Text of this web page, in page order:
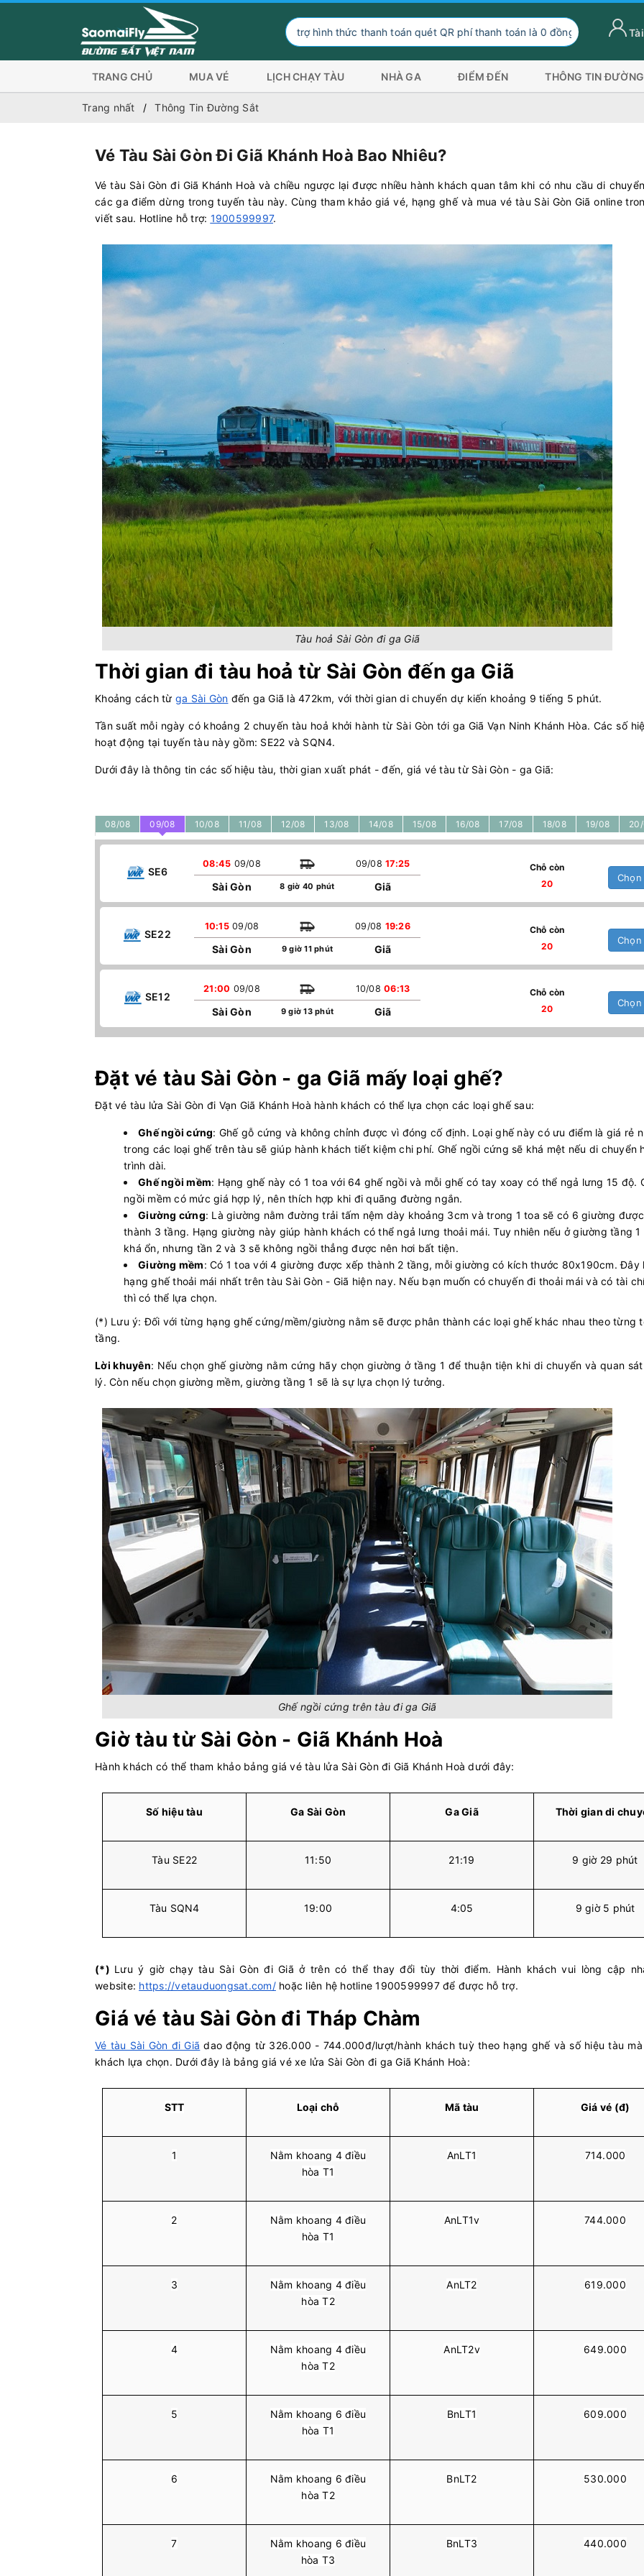
Đơn vị hỗ trợ hình thức thanh toán quét QR phí thanh toán là 0 đồng, ngoài hình thức thanh toán
TRANG CHỦ MUA VÉ LỊCH CHẠY TÀU NHÀ GA ĐIỂM ĐẾN THÔNG TIN
Trang nhất Thông Tin Đường Sắt
Vé Tàu Sài Gòn Đi Giã Khánh Hoà Bao Nhiêu?
Vé tàu Sài Gòn đi Giã Khánh Hoà và chiều ngược lại được nhiều hành khách quan tâm khi có nhu cầu di
các ga điểm dừng trong tuyến tàu này. Cùng tham khảo giá vé, hạng ghế và mua vé tàu Sài Gòn Giã online
viết sau. Hotline hỗ trợ: 1900599997.
Tàu hoả Sài Gòn đi ga Giã
Thời gian đi tàu hoả từ Sài Gòn đến ga Giã
Khoảng cách từ ga Sài Gòn đến ga Giã là 472km, với thời gian di chuyển dự kiến khoảng 9 tiếng 5 phút.
Tần suất mỗi ngày có khoảng 2 chuyến tàu hoả khởi hành từ Sài Gòn tới ga Giã Vạn Ninh Khánh Hòa. Các số
hoạt động tại tuyến tàu này gồm: SE22 và SQN4.
Dưới đây là thông tin các số hiệu tàu, thời gian xuất phát - đến, giá vé tàu từ Sài Gòn - ga Giã:
08/08 09/08 10/08 11/08 12/08 13/08 14/08 15/08 16/08 17/08 18/08 19/08
SE6
08:45 09/08
Sài Gòn 8 giờ 40 phút
09/0817:25
Giã
Chỗ còn
20
Chọn
SE22
10:1509/08
Sài Gòn 9 giờ 11 phút
09/08 19:26
Giã
Chỗ còn
20
Chọn
SE12
21:00 09/08
Sài Gòn 9 giờ 13 phút
10/0806:13
Giã
Chỗ còn
20
Chọn
Đặt vé tàu Sài Gòn - ga Giã mấy loại ghế?
Đặt vé tàu lửa Sài Gòn đi Vạn Giã Khánh Hoà hành khách có thể lựa chọn các loại ghế sau:
Ghế ngồi cứng: Ghế gỗ cứng và không chỉnh được vì đóng cố định. Loại ghế này có ưu điểm là giá rẻ
trong các loại ghế trên tàu sẽ giúp hành khách tiết kiệm chi phí. Ghế ngồi cứng sẽ khá mệt nếu di chuyển
trình dài.
Ghế ngồi mềm: Hạng ghế này có 1 toa với 64 ghế ngồi và mỗi ghế có tay xoay có thể ngả lưng 15 độ.
ngồi mềm có mức giá hợp lý, nên thích hợp khi đi quãng đường ngắn.
Giường cứng: Là giường nằm đường trải tấm nệm dày khoảng 3cm và trong 1 toa sẽ có 6 giường
thành 3 tầng. Hạng giường này giúp hành khách có thể ngả lưng thoải mái. Tuy nhiên nếu ở giường tầng 1
khá ổn, nhưng tần 2 và 3 sẽ không ngồi thẳng được nên hơi bất tiện.
Giường mềm: Có 1 toa với 4 giường được xếp thành 2 tầng, mỗi giường có kích thước 80x190cm. Đây
hạng ghế thoải mái nhất trên tàu Sài Gòn - Giã hiện nay. Nếu bạn muốn có chuyến đi thoải mái và có tài
thì có thể lựa chọn.
(*) Lưu ý: Đối với từng hạng ghế cứng/mềm/giường nằm sẽ được phân thành các loại ghế khác nhau theo từng
tầng.
Lời khuyên: Nếu chọn ghế giường nằm cứng hãy chọn giường ở tầng 1 để thuận tiện khi di chuyển và quan
lý. Còn nếu chọn giường mềm, giường tầng 1 sẽ là sự lựa chọn lý tưởng.
Ghế ngồi cứng trên tàu đi ga Giã
Giờ tàu từ Sài Gòn - Giã Khánh Hoà
Hành khách có thể tham khảo bảng giá vé tàu lửa Sài Gòn đi Giã Khánh Hoà dưới đây:
Số hiệu tàu Ga Sài Gòn Ga Giã Thời gian di
Tàu SE22 11:50 21:19 9 giờ 29 phút
Tàu SQN4 19:00 4:05 9 giờ 5 phút
(*) Lưu ý giờ chạy tàu Sài Gòn đi Giã ở trên có thể thay đổi tùy thời điểm. Hành khách vui lòng cập
website: https://vetauduongsat.com/hoặc liên hệ hotline 1900599997 để được hỗ trợ.
Giá vé tàu Sài Gòn đi Tháp Chàm
Vé tàu Sài Gòn đi Giã dao động từ 326.000 - 744.000đ/lượt/hành khách tuỳ theo hạng ghế và số hiệu tàu mà
khách lựa chọn. Dưới đây là bảng giá vé xe lửa Sài Gòn đi ga Giã Khánh Hoà:
STT Loại chỗ Mã tàu Giá vé (đ)
1
Nằm khoang 4 điều
hòa T1
AnLT1 714.000
2
Nằm khoang 4 điều
hòa T1
AnLT1v 744.000
3
Nằm khoang 4 điều
hòa T2
AnLT2 619.000
4
Nằm khoang 4 điều
hòa T2
AnLT2v 649.000
5
Nằm khoang 6 điều
hòa T1
BnLT1 609.000
6
Nằm khoang 6 điều
hòa T2
BnLT2 530.000
7
Nằm khoang 6 điều
hòa T3
BnLT3 440.000